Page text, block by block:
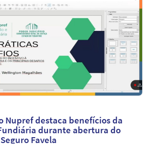
Nupref destaca benefícios da
durante abertura do
Favela